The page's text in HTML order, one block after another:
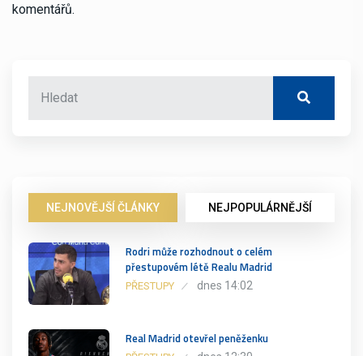
komentářů.
NEJNOVĚJŠÍ ČLÁNKY NEJPOPULÁRNĚJŠÍ
Rodri může rozhodnout o celém
přestupovém létě Realu Madrid
PŘESTUPY dnes 14:02
Real Madrid otevřel peněženku